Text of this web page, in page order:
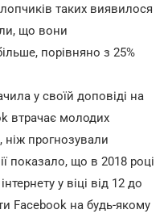
таких виявилося
що вони
порівняно з 25%
у своїй доповіді на
втрачає молодих
ніж прогнозували
показало, що в 2018 році
у віці від 12 до
Facebook на будь-якому